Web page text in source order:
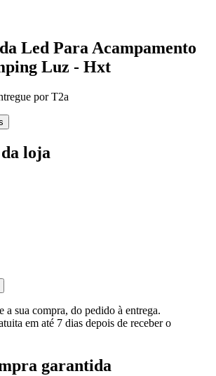
Led Para Acampamento
Luz - Hxt
por T2a
loja
a sua compra, do pedido à entrega.
em até 7 dias depois de receber o
garantida